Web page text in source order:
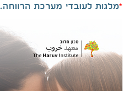
*מלגות לעובדי מערכת הרווחה.